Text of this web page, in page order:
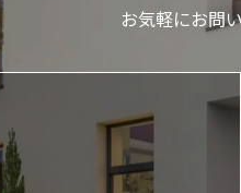
お気軽にお問